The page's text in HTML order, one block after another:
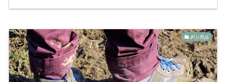
釣り用品